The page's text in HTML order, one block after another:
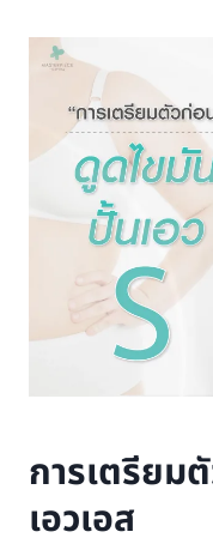
การเตรียม
เอวเอส